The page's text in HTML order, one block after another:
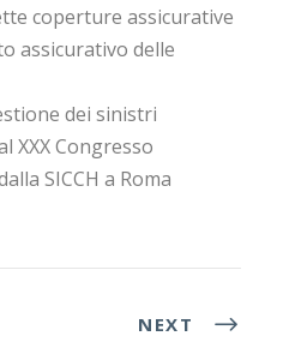
coperture assicurative
assicurativo delle
dei sinistri
XXX Congresso
SICCH a Roma
NEXT